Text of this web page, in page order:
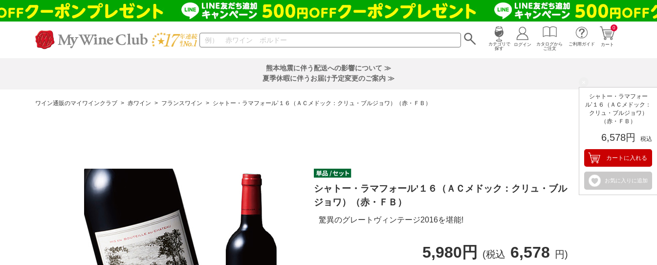
カテゴリで
探す
0
カート
ログイン
カタログから
ご注文
ご利用ガイド
熊本地震に伴う配送への影響について ≫
夏季休暇に伴うお届け予定変更のご案内 ≫
ワイン通販のマイワインクラブ > 赤ワイン > フランスワイン > シャトー・ラマフォール’１６（ＡＣメドック：クリュ・ブルジョワ）（赤・ＦＢ）
シャトー・ラマフォー
ル’１６（ＡＣメドック：
クリュ・ブルジョワ）
（赤・ＦＢ）
6,578円 税込
カートに入れる
お気に入りに追加
シャトー・ラマフォール’１６（ＡＣメドック：クリュ・ブル
ジョワ）（赤・ＦＢ）
驚異のグレートヴィンテージ2016を堪能!
5,980円 (税込 6,578 円)